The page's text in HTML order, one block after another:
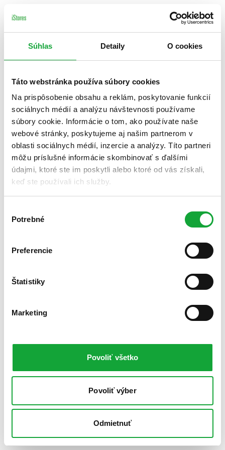
Súhlas Detaily O cookies
Táto webstránka používa súbory cookies
Na prispôsobenie obsahu a reklám, poskytovanie funkcií
sociálnych médií a analýzu návštevnosti používame
súbory cookie. Informácie o tom, ako používate naše
webové stránky, poskytujeme aj našim partnerom v
oblasti sociálnych médií, inzercie a analýzy. Títo partneri
môžu príslušné informácie skombinovať s ďalšími
údajmi, ktoré ste im poskytli alebo ktoré od vás získali,
keď ste používali ich služby.
súhlasu
Potrebné
Preferencie
Štatistiky
Marketing
Povoliť všetko
Povoliť výber
Odmietnuť